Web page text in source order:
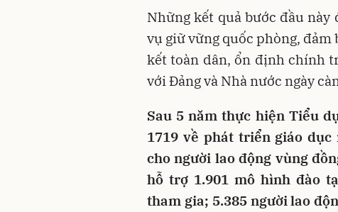
Những kết quả bước đầu này
vụ giữ vững quốc phòng, đảm
kết toàn dân, ổn định chính
với Đảng và Nhà nước ngày
Sau 5 năm thực hiện Tiểu
1719 về phát triển giáo
cho người lao động vùng
hỗ trợ 1.901 mô hình đào
tham gia; 5.385 người lao